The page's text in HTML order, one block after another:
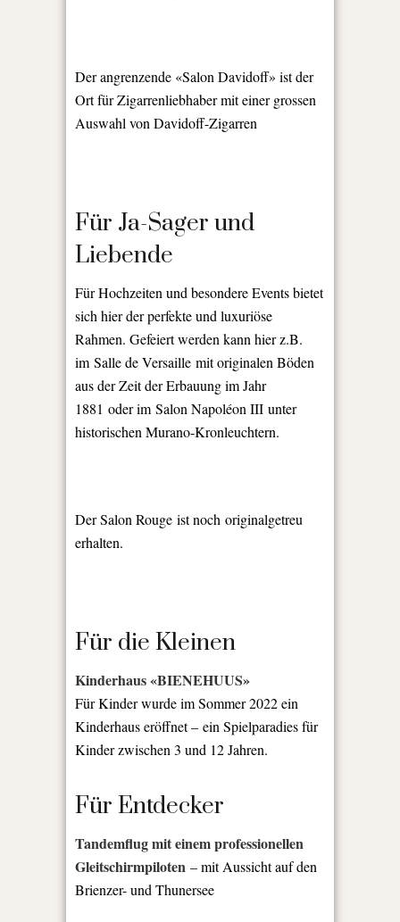
Der angrenzende «Salon Davidoff» ist der
Ort für Zigarrenliebhaber mit einer grossen
Auswahl von Davidoff-Zigarren
Für Ja-Sager und
Liebende
Für Hochzeiten und besondere Events bietet
sich hier der perfekte und luxuriöse
Rahmen. Gefeiert werden kann hier z.B.
im Salle de Versaille mit originalen Böden
aus der Zeit der Erbauung im Jahr
1881 oder im Salon Napoléon III unter
historischen Murano-Kronleuchtern.
Der Salon Rouge ist noch originalgetreu
erhalten.
Für die Kleinen
Kinderhaus «BIENEHUUS»
Für Kinder wurde im Sommer 2022 ein
Kinderhaus eröffnet – ein Spielparadies für
Kinder zwischen 3 und 12 Jahren.
Für Entdecker
Tandemflug mit einem professionellen
Gleitschirmpiloten – mit Aussicht auf den
Brienzer- und Thunersee